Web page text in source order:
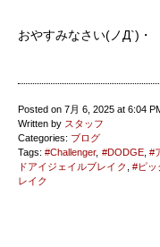
おやすみなさい(ノД`)・
Posted on 7月 6, 2025 at 6:04
Written by スタッフ
Categories: ブログ
Tags:#Challenger, #DODGE,#
ドアイジェイルブレイク
#ピッ
レイク